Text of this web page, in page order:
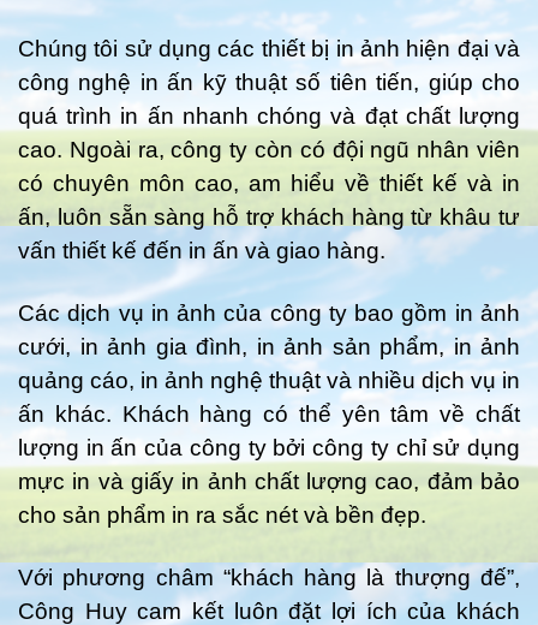
Chúng tôi sử dụng các thiết bị in ảnh hiện đại và
công nghệ in ấn kỹ thuật số tiên tiến, giúp cho
quá trình in ấn nhanh chóng và đạt chất lượng
cao. Ngoài ra, công ty còn có đội ngũ nhân viên
có chuyên môn cao, am hiểu về thiết kế và in
ấn, luôn sẵn sàng hỗ trợ khách hàng từ khâu tư
vấn thiết kế đến in ấn và giao hàng.
Các dịch vụ in ảnh của công ty bao gồm in ảnh
cưới, in ảnh gia đình, in ảnh sản phẩm, in ảnh
quảng cáo, in ảnh nghệ thuật và nhiều dịch vụ in
ấn khác. Khách hàng có thể yên tâm về chất
lượng in ấn của công ty bởi công ty chỉ sử dụng
mực in và giấy in ảnh chất lượng cao, đảm bảo
cho sản phẩm in ra sắc nét và bền đẹp.
Với phương châm “khách hàng là thượng đế”,
Công Huy cam kết luôn đặt lợi ích của khách